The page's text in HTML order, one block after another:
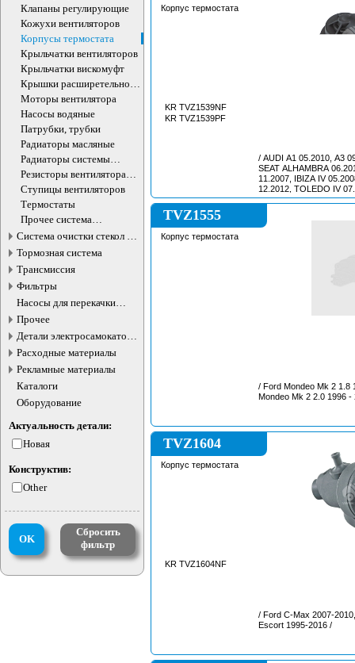
Клапаны регулирующие
Кожухи вентиляторов
Корпусы термостата
Крыльчатки вентиляторов
Крыльчатки вискомуфт
Крышки расширетельного
бачка
Моторы вентилятора
Насосы водяные
Патрубки, трубки
Радиаторы масляные
Радиаторы системы
охлаждения
Резисторы вентилятора
охлаждения
Ступицы вентиляторов
Термостаты
Прочее система
охлаждения
Система очистки стекол и
фар
Тормозная система
Трансмиссия
Фильтры
Насосы для перекачки
жидкостей
Прочее
Детали электросамокатов и
электротранспорта
Расходные материалы
Рекламные материалы
Каталоги
Оборудование
Актуальность детали:
Новая
Конструктив:
Other
OK
Сбросить
фильтр
Корпус термостата
KR TVZ1539NF
KR TVZ1539PF
/ AUDI A1 05.2010, A3
SEAT ALHAMBRA
11.2007, IBIZA IV
12.2012, TOLEDO IV
FABIA II 04.2007 -
TVZ1555
Корпус термостата
/ Ford Mondeo Mk 2 1.8 1996 - 2000 Petrol,
TVZ1604
Корпус термостата
KR TVZ1604NF
/ Ford C-Max 2007-
Escort 1995-2016 /